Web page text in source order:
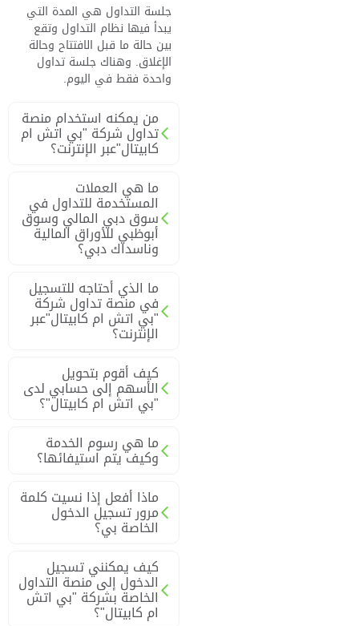
جلسة التداول هي المدة التي
يبدأ فيها نظام التداول وتقع
بين حالة ما قبل الافتتاح وحالة
الإغلاق. وهناك جلسة تداول
واحدة فقط في اليوم.
من يمكنه استخدام منصة
تداول شركة "بي اتش ام
كابيتال"عبر الإنترنت؟
ما هي العملات
المستخدمة للتداول في
سوق دبي المالي وسوق
أبوظبي للأوراق المالية
وناسداك دبي؟
ما الذي أحتاجه للتسجيل
في منصة تداول شركة
"بي اتش ام كابيتال"عبر
الإنترنت؟
كيف أقوم بتحويل
الأسهم إلى حسابي لدى
"بي اتش ام كابيتال"؟
ما هي رسوم الخدمة
وكيف يتم استيفائها؟
ماذا أفعل إذا نسيت كلمة
مرور تسجيل الدخول
الخاصة بي؟
كيف يمكنني تسجيل
الدخول إلى منصة التداول
الخاصة بشركة "بي اتش
ام كابيتال"؟